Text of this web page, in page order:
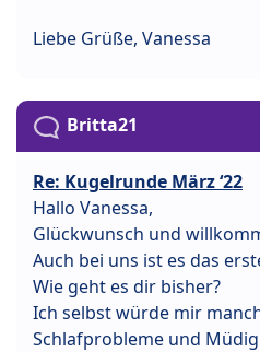
Liebe Grüße, Vanessa
Britta21
Re: Kugelrunde März ‘22
Hallo Vanessa,
Glückwunsch und
Auch bei uns ist es das
Wie geht es dir bisher?
Ich selbst würde mir
Schlafprobleme und